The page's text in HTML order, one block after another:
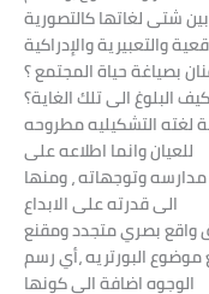
شتى لغاتها كالتصورية
بصياغة حياة المجتمع ؟
البلوغ الى تلك الغاية؟
لغته التشكيليه مطروحه
للعيان وانما اطلاعه على
وتوجهاته ، ومنها
الى قدرته على الابداع
البورتريه ،أي رسم
الوجوه اضافة الى كونها